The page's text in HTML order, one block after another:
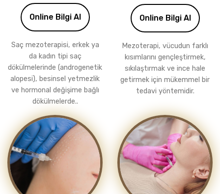
Online Bilgi Al
Saç mezoterapisi, erkek ya
da kadın tipi saç
dökülmelerinde (androgenetik
alopesi), besinsel yetmezlik
ve hormonal değişime bağlı
dökülmelerde..
Online Bilgi Al
Mezoterapi, vücudun farklı
kısımlarını gençleştirmek,
sıkılaştırmak ve ince hale
getirmek için mükemmel bir
tedavi yöntemidir.